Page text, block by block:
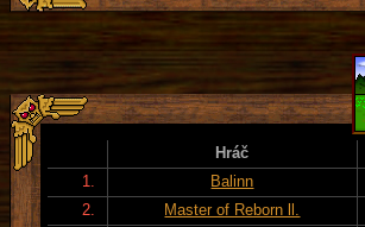
Hráč
1.
Balinn
2.
Master of Reborn ll.